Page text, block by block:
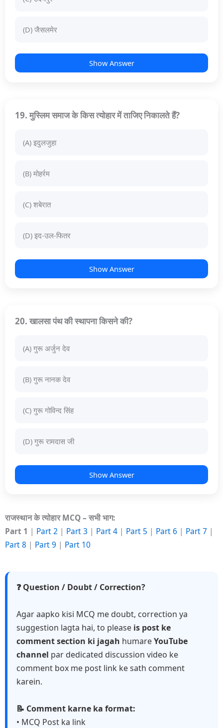
(D) जैसलमेर
Show Answer
19. मुस्लिम समाज के किस त्योहार में ताजिए निकालते हैं?
(A) इदुलजुहा
(B) मोहर्रम
(C) शबेरात
(D) इद-उल-फितर
Show Answer
20. खालसा पंथ की स्थापना किसने की?
(A) गुरू अर्जुन देव
(B) गुरू नानक देव
(C) गुरू गोविन्द सिंह
(D) गुरू रामदास जी
Show Answer
राजस्थान के त्योहार MCQ – सभी भाग:
Part 1 | Part 2 | Part 3 | Part 4 | Part 5 | Part 6 | Part 7 |
Part 8 | Part 9 | Part 10
❓ Question / Doubt / Correction?
Agar aapko kisi MCQ me doubt, correction ya
suggestion lagta hai, to please is post ke
comment section ki jagah humareYouTube
channel par dedicated discussion video ke
comment box me post link ke sath comment
karein.
📝 Comment karne ka format:
• MCQ Post ka link